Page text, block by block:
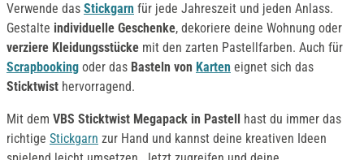
Verwende das Stickgarn für jede Jahreszeit und jeden Anlass.
Gestalte individuelle Geschenke, dekoriere deine Wohnung oder
verziere Kleidungsstücke mit den zarten Pastellfarben. Auch für
Scrapbooking oder das Basteln von Karten eignet sich das
Sticktwist hervorragend.
Mit dem VBS Sticktwist Megapack in Pastell hast du immer das
richtige Stickgarn zur Hand und kannst deine kreativen Ideen